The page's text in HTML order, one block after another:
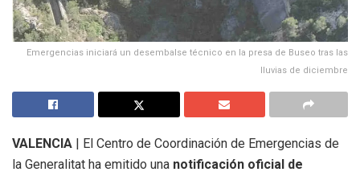
Emergencias iniciará un desembalse técnico en la presa de Buseo tras las
lluvias de diciembre
VALENCIA | El Centro de Coordinación de Emergencias de
la Generalitat ha emitido una notificación oficial de